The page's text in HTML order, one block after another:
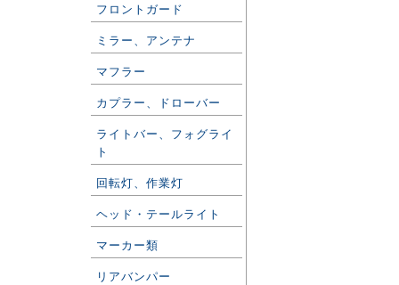
フロントガード
ミラー、アンテナ
マフラー
カプラー、ドローバー
ライトバー、フォグライ
ト
回転灯、作業灯
ヘッド・テールライト
マーカー類
リアバンパー